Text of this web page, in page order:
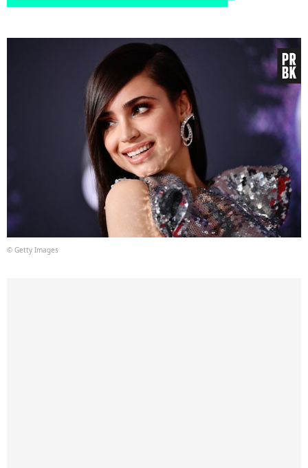
© Getty Images